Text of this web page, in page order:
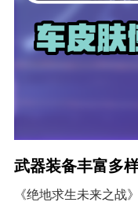
武器装备丰富多
《绝地求生未来之战